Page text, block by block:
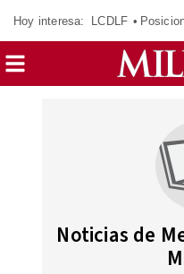
Hoy interesa: LCDLF
Noticias de